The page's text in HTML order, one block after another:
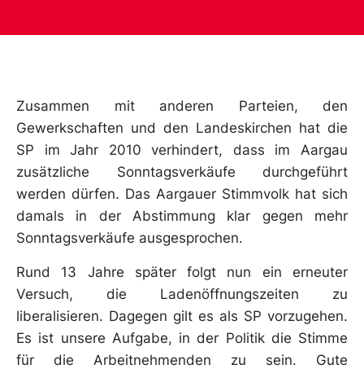
Zusammen mit anderen Parteien, den
Gewerkschaften und den Landeskirchen hat die
SP im Jahr 2010 verhindert, dass im Aargau
zusätzliche Sonntagsverkäufe durchgeführt
werden dürfen. Das Aargauer Stimmvolk hat sich
damals in der Abstimmung klar gegen mehr
Sonntagsverkäufe ausgesprochen.
Rund 13 Jahre später folgt nun ein erneuter
Versuch, die Ladenöffnungszeiten zu
liberalisieren. Dagegen gilt es als SP vorzugehen.
Es ist unsere Aufgabe, in der Politik die Stimme
für die Arbeitnehmenden zu sein. Gute